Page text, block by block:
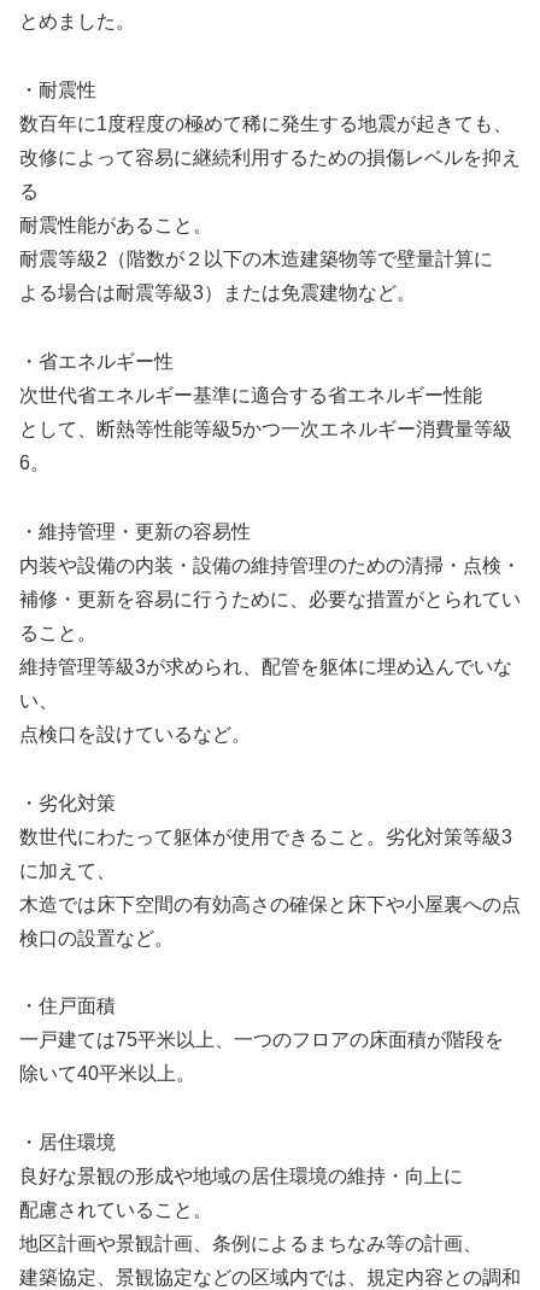
とめました。
・耐震性
数百年に1度程度の極めて稀に発生する地震が起きても、
改修によって容易に継続利用するための損傷レベルを抑え
る
耐震性能があること。
耐震等級2（階数が２以下の木造建築物等で壁量計算に
よる場合は耐震等級3）または免震建物など。
・省エネルギー性
次世代省エネルギー基準に適合する省エネルギー性能
として、断熱等性能等級5かつ一次エネルギー消費量等級
6。
・維持管理・更新の容易性
内装や設備の内装・設備の維持管理のための清掃・点検・
補修・更新を容易に行うために、必要な措置がとられてい
ること。
維持管理等級3が求められ、配管を躯体に埋め込んでいな
い、
点検口を設けているなど。
・劣化対策
数世代にわたって躯体が使用できること。劣化対策等級3
に加えて、
木造では床下空間の有効高さの確保と床下や小屋裏への点
検口の設置など。
・住戸面積
一戸建ては75平米以上、一つのフロアの床面積が階段を
除いて40平米以上。
・居住環境
良好な景観の形成や地域の居住環境の維持・向上に
配慮されていること。
地区計画や景観計画、条例によるまちなみ等の計画、
建築協定、景観協定などの区域内では、規定内容との調和